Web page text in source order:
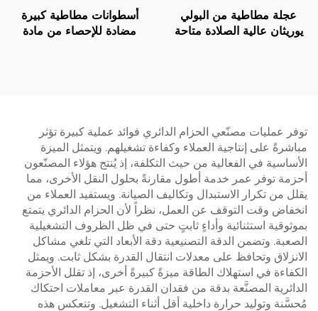
عجلة مطاطية من البولي
يوريثان عالية الصلادة متاحة
أسطوانات مطاطية كبيرة
مضادة للإحصاء من مادة
توفر عمليات مصنّعي الحزام الدائري فوائد عملية كبيرة تؤثر
مباشرةً على إنتاجية العملاء وكفاءة تشغيلهم. ويتمثل الميزة
الأساسية في الفعالية من حيث التكلفة، إذ يُنتج هؤلاء المصنّعون
أحزمة توفر عمر خدمة أطول مقارنةً بحلول النقل الأخرى، مما
يقلل من تكرار الاستبدال وتكاليف الصيانة. ويستفيد العملاء من
انخفاض وقت التوقف عن العمل، نظراً لأن الحزام الدائري يتمتع
بموثوقية استثنائية وأداءٍ ثابتٍ حتى في ظل الظروف التشغيلية
الصعبة. وتضمن الدقة التصنيعية دقة الأبعاد التي تلغي مشاكل
الانزلاق وتحافظ على معدلات انتقال القدرة بشكل ثابت. ويمثل
الكفاءة في استهلاك الطاقة ميزةً كبيرةً أخرى، إذ تقلل الأحزمة
الدائرية المصنَّعة بدقة من فقدان القدرة عبر معاملات احتكاك
مُحسَّنة وتوليد حرارة داخلية أقل أثناء التشغيل. وتنعكس هذه